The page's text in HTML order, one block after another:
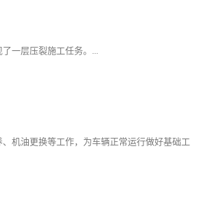
一层压裂施工任务。...
机油更换等工作，为车辆正常运行做好基础工